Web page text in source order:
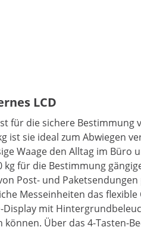
LCD
für die sichere
ist sie ideal zum Abwiegen
Waage den Alltag im Büro
kg für die Bestimmung
Post- und
Messeinheiten das flexible
Display mit
Über das 4-Tasten-